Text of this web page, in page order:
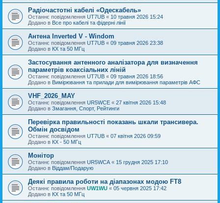
Радіочастотні кабелі «Одескабель»
Останнє повідомлення UT7UB « 10 травня 2026 15:24
Додано в Все про кабелі та фідерні лінії
Антена Inverted V - Windom
Останнє повідомлення UT7UB « 09 травня 2026 23:38
Додано в КХ та 50 МГц
Застосування антенного аналізатора для визначення
параметрів коаксіальних ліній
Останнє повідомлення UT7UB « 09 травня 2026 18:56
Додано в Вимірювання та прилади для вимірювання параметрів АФС
VHF_2026_MAY
Останнє повідомлення UR5WCE « 27 квітня 2026 15:48
Додано в Змагання, Спорт, Рейтинги
Перевірка правильності показань шкали трансивера.
Обмін досвідом
Останнє повідомлення UT7UB « 07 квітня 2026 09:59
Додано в КХ - 50 МГц
Монітор
Останнє повідомлення UR5WCA « 15 грудня 2025 17:10
Додано в Віддам/Подарую
Деякі правила роботи на діапазонах модою FT8
Останнє повідомлення UW1WU « 05 червня 2025 17:42
Додано в КХ та 50 МГц